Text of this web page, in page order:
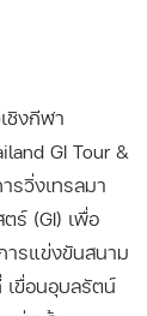
ชิงกีฬา
GI Tour &
วิ่งเทรลมา
ร์ (GI) เพื่อ
ารแข่งขันสนาม
ขื่อนอุบลรัตน์